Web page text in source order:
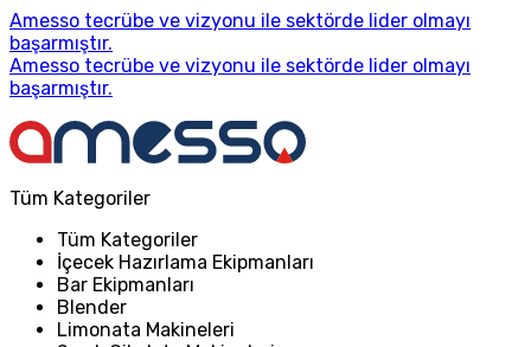
Amesso tecrübe ve vizyonu ile sektörde lider olmayı
başarmıştır.
Amesso tecrübe ve vizyonu ile sektörde lider olmayı
başarmıştır.
Tüm Kategoriler
Tüm Kategoriler
İçecek Hazırlama Ekipmanları
Bar Ekipmanları
Blender
Limonata Makineleri